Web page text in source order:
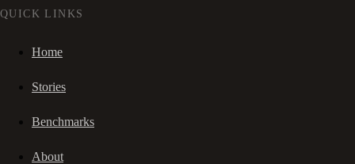
QUICK LINKS
Home
Stories
Benchmarks
About